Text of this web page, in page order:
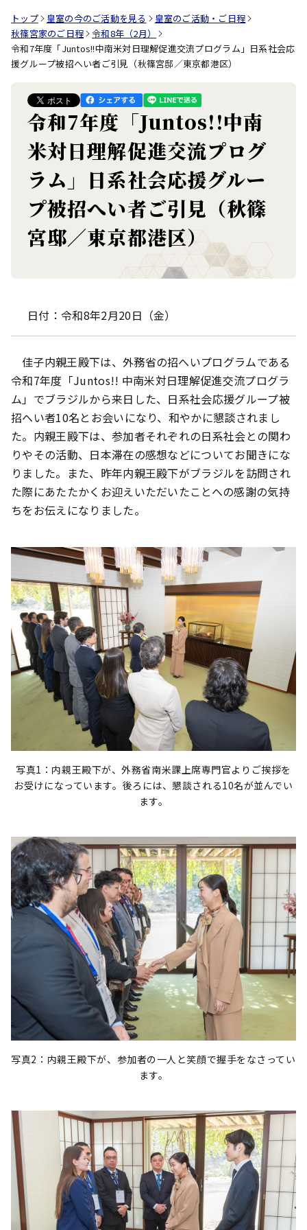
トップ 皇室の今のご活動を見る
皇室のご活動・ご日程
秋篠宮家のご日程
令和8年（2月）
令和7年度「Juntos!!中南米対日理解促進交流プログラム」日系社会応
援グループ被招へい者ご引見（秋篠宮邸／東京都港区）
令和7年度「Juntos!!中南
米対日理解促進交流プログ
ラム」日系社会応援グルー
プ被招へい者ご引見（秋篠
宮邸／東京都港区）
日付：令和8年2月20日（金）
佳子内親王殿下は、外務省の招へいプログラムである
令和7年度「Juntos!! 中南米対日理解促進交流プログラ
ム」でブラジルから来日した、日系社会応援グループ被
招へい者10名とお会いになり、和やかに懇談されまし
た。内親王殿下は、参加者それぞれの日系社会との関わ
りやその活動、日本滞在の感想などについてお聞きにな
りました。また、昨年内親王殿下がブラジルを訪問され
た際にあたたかくお迎えいただいたことへの感謝の気持
ちをお伝えになりました。
写真1：内親王殿下が、外務省南米課上席専門官よりご挨拶を
お受けになっています。後ろには、懇談される10名が並んでい
ます。
写真2：内親王殿下が、参加者の一人と笑顔で握手をなさってい
ます。